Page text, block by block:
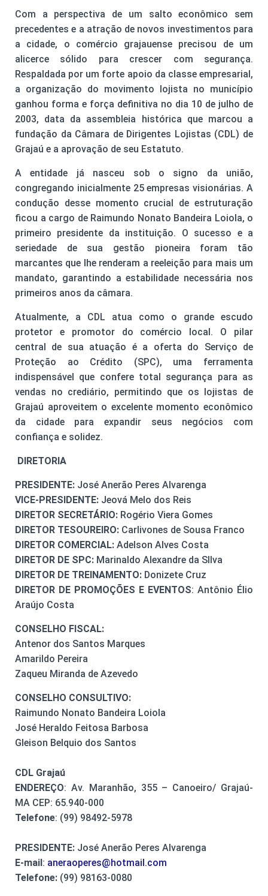
Com a perspectiva de um salto econômico sem
precedentes e a atração de novos investimentos para
a cidade, o comércio grajauense precisou de um
alicerce sólido para crescer com segurança.
Respaldada por um forte apoio da classe empresarial,
a organização do movimento lojista no município
ganhou forma e força definitiva no dia 10 de julho de
2003, data da assembleia histórica que marcou a
fundação da Câmara de Dirigentes Lojistas (CDL) de
Grajaú e a aprovação de seu Estatuto.
A entidade já nasceu sob o signo da união,
congregando inicialmente 25 empresas visionárias. A
condução desse momento crucial de estruturação
ficou a cargo de Raimundo Nonato Bandeira Loiola, o
primeiro presidente da instituição. O sucesso e a
seriedade de sua gestão pioneira foram tão
marcantes que lhe renderam a reeleição para mais um
mandato, garantindo a estabilidade necessária nos
primeiros anos da câmara.
Atualmente, a CDL atua como o grande escudo
protetor e promotor do comércio local. O pilar
central de sua atuação é a oferta do Serviço de
Proteção ao Crédito (SPC), uma ferramenta
indispensável que confere total segurança para as
vendas no crediário, permitindo que os lojistas de
Grajaú aproveitem o excelente momento econômico
da cidade para expandir seus negócios com
confiança e solidez.
DIRETORIA
PRESIDENTE: José Anerão Peres Alvarenga
VICE-PRESIDENTE: Jeová Melo dos Reis
DIRETOR SECRETÁRIO: Rogério Viera Gomes
DIRETOR TESOUREIRO: Carlivones de Sousa Franco
DIRETOR COMERCIAL: Adelson Alves Costa
DIRETOR DE SPC: Marinaldo Alexandre da SIlva
DIRETOR DE TREINAMENTO: Donizete Cruz
DIRETOR DE PROMOÇÕES E EVENTOS: Antônio Élio
Araújo Costa
CONSELHO FISCAL:
Antenor dos Santos Marques
Amarildo Pereira
Zaqueu Miranda de Azevedo
CONSELHO CONSULTIVO:
Raimundo Nonato Bandeira Loiola
José Heraldo Feitosa Barbosa
Gleison Belquio dos Santos
CDL Grajaú
ENDEREÇO: Av. Maranhão, 355 – Canoeiro/ Grajaú-
MA CEP: 65.940-000
Telefone: (99) 98492-5978
PRESIDENTE: José Anerão Peres Alvarenga
E-mail: aneraoperes@hotmail.com
Telefone: (99) 98163-0080